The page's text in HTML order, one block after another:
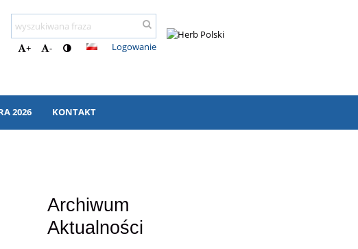
+ - Logowanie
2026 KONTAKT
Archiwum
Aktualności